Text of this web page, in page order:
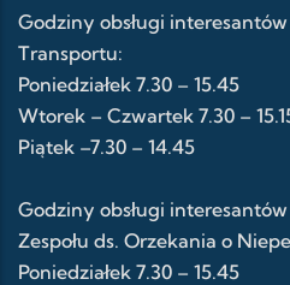
Godziny obsługi
Transportu:
Poniedziałek 7.30 – 15.45
Wtorek – Czwartek 7.30 –
Piątek –7.30 – 14.45
Godziny obsługi
Zespołu ds. Orzekania o
Poniedziałek 7.30 – 15.45